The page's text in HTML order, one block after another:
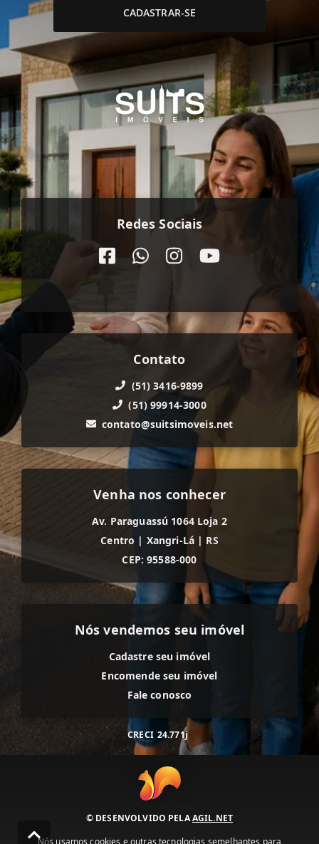
CADASTRAR-SE
Redes Sociais
Contato
(51) 3416-9899
(51) 99914-3000
contato@suitsimoveis.net
Venha nos conhecer
Av. Paraguassú 1064 Loja 2
Centro | Xangri-Lá | RS
CEP: 95588-000
Nós vendemos seu imóvel
Cadastre seu imóvel
Encomende seu imóvel
Fale conosco
CRECI 24.771j
© DESENVOLVIDO PELAAGIL.NET
Nós usamos cookies e outras tecnologias semelhantes para